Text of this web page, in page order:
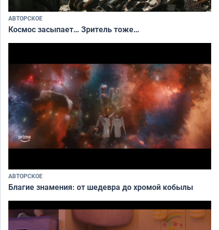
АВТОРСКОЕ
Космос засыпает… Зритель тоже…
АВТОРСКОЕ
Благие знамения: от шедевра до хромой кобылы